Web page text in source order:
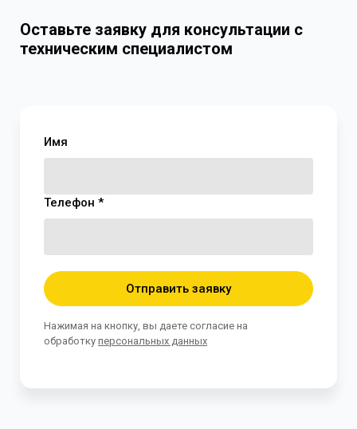
Оставьте заявку для консультации с
техническим специалистом
Имя
Телефон *
Отправить заявку
Нажимая на кнопку, вы даете согласие на
обработку персональных данных